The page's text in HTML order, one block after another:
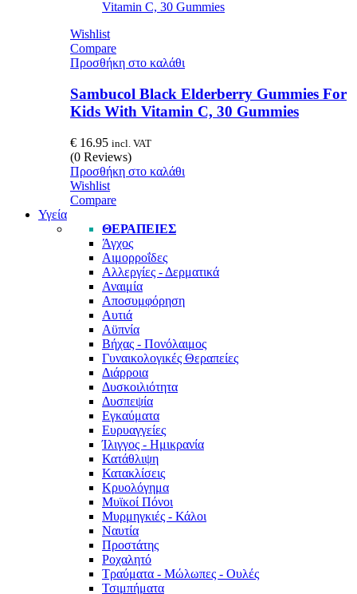
Wishlist
Compare
Προσθήκη στο καλάθι
Sambucol Black Elderberry Gummies For
Kids With Vitamin C, 30 Gummies
€ 16.95 incl. VAT
(0 Reviews)
Προσθήκη στο καλάθι
Wishlist
Compare
Υγεία
ΘΕΡΑΠΕΊΕΣ
Άγχος
Αιμορροΐδες
Αλλεργίες - Δερματικά
Αναιμία
Αποσυμφόρηση
Αυτιά
Αϋπνία
Βήχας - Πονόλαιμος
Γυναικολογικές Θεραπείες
Διάρροια
Δυσκοιλιότητα
Δυσπεψία
Εγκαύματα
Ευρυαγγείες
Ίλιγγος - Ημικρανία
Κατάθλιψη
Κατακλίσεις
Κρυολόγημα
Μυϊκοί Πόνοι
Μυρμηγκιές - Κάλοι
Ναυτία
Προστάτης
Ροχαλητό
Τραύματα - Μώλωπες - Ουλές
Τσιμπήματα